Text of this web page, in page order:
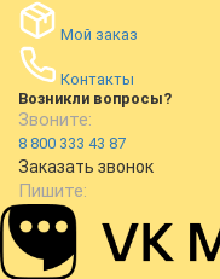
Мой заказ
Контакты
Возникли вопросы?
Звоните:
8 800 333 43 87
Заказать звонок
Пишите: